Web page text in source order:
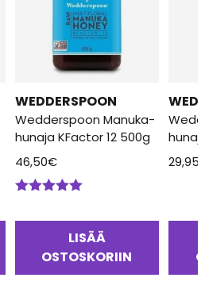
WEDDERSPOON
Wedderspoon Manuka-
hunaja KFactor 12 500g
46,50€
LISÄÄ
OSTOSKORIIN
29,95